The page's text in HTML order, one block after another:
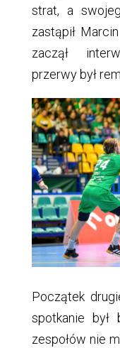
strat, a
zastąpił
zaczął
przerwy był
Początek
spotkanie był
zespołów nie